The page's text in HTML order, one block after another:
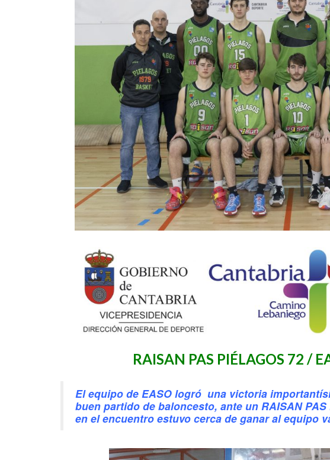
RAISAN PAS PIÉLAGOS 72 /
El equipo de EASO logró una victoria
buen partido de baloncesto, ante un RAISAN
en el encuentro estuvo cerca de ganar al equipo